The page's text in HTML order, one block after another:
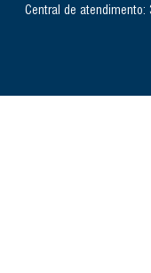
Central de atendimento: